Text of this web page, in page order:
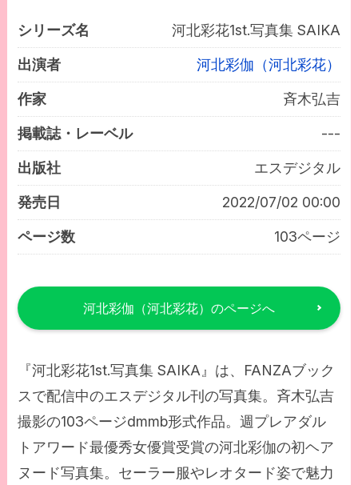
シリーズ名 河北彩花1st.写真集 SAIKA
出演者 河北彩伽（河北彩花）
作家 斉木弘吉
掲載誌・レーベル ---
出版社 エスデジタル
発売日 2022/07/02 00:00
ページ数 103ページ
河北彩伽（河北彩花）のページへ
『河北彩花1st.写真集 SAIKA』は、FANZAブック
スで配信中のエスデジタル刊の写真集。斉木弘吉
撮影の103ページdmmb形式作品。週プレアダル
トアワード最優秀女優賞受賞の河北彩伽の初ヘア
ヌード写真集。セーラー服やレオタード姿で魅力